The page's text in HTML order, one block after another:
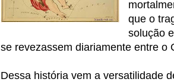
que o
solução
se revezassem diariamente entre o
Dessa história vem a versatilidade